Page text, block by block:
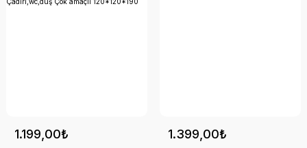
1.199,00₺ 1.399,00₺